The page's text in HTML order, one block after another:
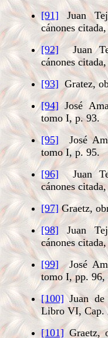
[91]
Juan
cánones
[92]
Juan
cánones
[93] Gratez,
[94] José
tomo I, p. 93.
[95] José
tomo I, p. 95.
[96] Juan
cánones
[97] Graetz,
[98]
Juan
cánones
[99] José
tomo I, pp. 96,
[100] Juan
Libro VI, Cap.
[101] Graetz,